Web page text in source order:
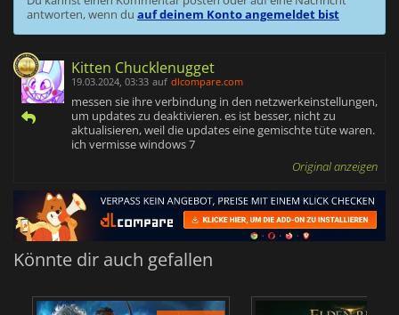
antworten, wenn du auf deinem Konto angemeldet bist
Kitten Chucklenugget
19.03.2024, 03:33 auf dlcompare.com
messen sie ihre verbindung in den netzwerkeinstellungen,
um updates zu deaktivieren. es ist besser, nicht zu
aktualisieren, weil die updates eine gemischte tüte waren.
ich vermisse windows 7
Original anzeigen
Könnte dir auch gefallen